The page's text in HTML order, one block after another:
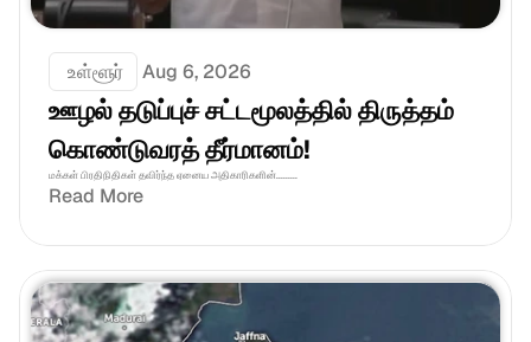
உள்ளூர் Aug 6, 2026
ஊழல் தடுப்புச் சட்டமூலத்தில் திருத்தம்
கொண்டுவரத் தீர்மானம்!
மக்கள் பிரதிநிதிகள் தவிர்ந்த ஏனைய அதிகாரிகளின்.........
Read More